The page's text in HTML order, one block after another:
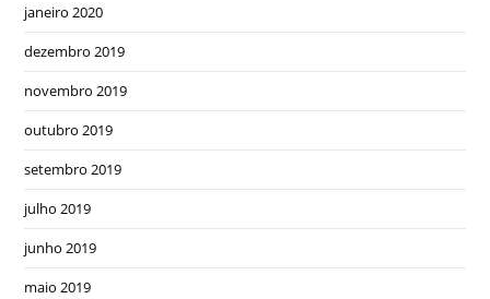
janeiro 2020
dezembro 2019
novembro 2019
outubro 2019
setembro 2019
julho 2019
junho 2019
maio 2019